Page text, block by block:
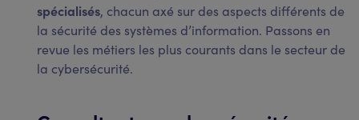
spécialisés, chacun axé sur des aspects différents de
la sécurité des systèmes d’information. Passons en
revue les métiers les plus courants dans le secteur de
la cybersécurité.